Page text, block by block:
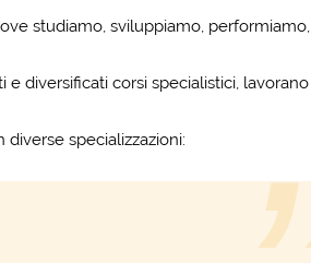
studiamo, sviluppiamo, performiamo,
diversificati corsi specialistici, lavorano
specializzazioni: